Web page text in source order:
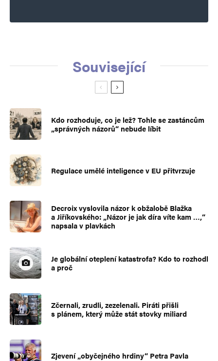
Související
Kdo rozhoduje, co je lež? Tohle se zastáncům
„správných názorů“ nebude líbit
Regulace umělé inteligence v EU přitvrzuje
Decroix vyslovila názor k obžalobě Blažka
a Jiříkovského: „Názor je jak díra víte kam …,“
napsala v plavkách
Je globální oteplení katastrofa? Kdo to rozhodl
a proč
Zčernali, zrudli, zezelenali. Piráti přišli
s plánem, který může stát stovky miliard
Zjevení „obyčejného hrdiny“ Petra Pavla